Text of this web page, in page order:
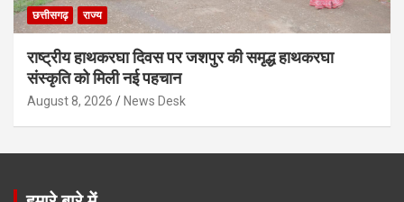
छत्तीसगढ़ राज्य
राष्ट्रीय हाथकरघा दिवस पर जशपुर की समृद्ध हाथकरघा
संस्कृति को मिली नई पहचान
August 8, 2026 News Desk